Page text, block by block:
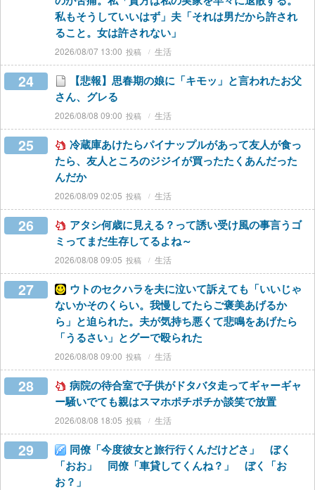
私もそうしていいはず」夫「それは男だから許され
ること。女は許されない」
2026/08/07 13:00 生活
24
【悲報】思春期の娘に「キモッ」と言われたお父
さん、グレる
2026/08/08 09:00 生活
25
冷蔵庫あけたらパイナップルがあって友人が食っ
たら、友人ところのジジイが買ったたくあんだった
んだか
2026/08/09 02:05 生活
26
アタシ何歳に見える？って誘い受け風の事言うゴ
ミってまだ生存してるよね～
2026/08/08 09:05 生活
27
ウトのセクハラを夫に泣いて訴えても「いいじゃ
ないかそのくらい。我慢してたらご褒美あげるか
ら」と迫られた。夫が気持ち悪くて悲鳴をあげたら
「うるさい」とグーで殴られた
2026/08/08 09:00 生活
28
病院の待合室で子供がドタバタ走ってギャーギャ
ー騒いでても親はスマホポチポチか談笑で放置
2026/08/08 18:05 生活
29
同僚「今度彼女と旅行行くんだけどさ」 ぼく
「おお」 同僚「車貸してくんね？」 ぼく「お
お？」